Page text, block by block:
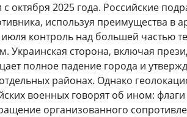
октября 2025 года. Российские
используя преимущества в
контроль над большей частью
Украинская сторона, включая
полное падение города и
районах. Однако
военных говорят об ином:
организованного